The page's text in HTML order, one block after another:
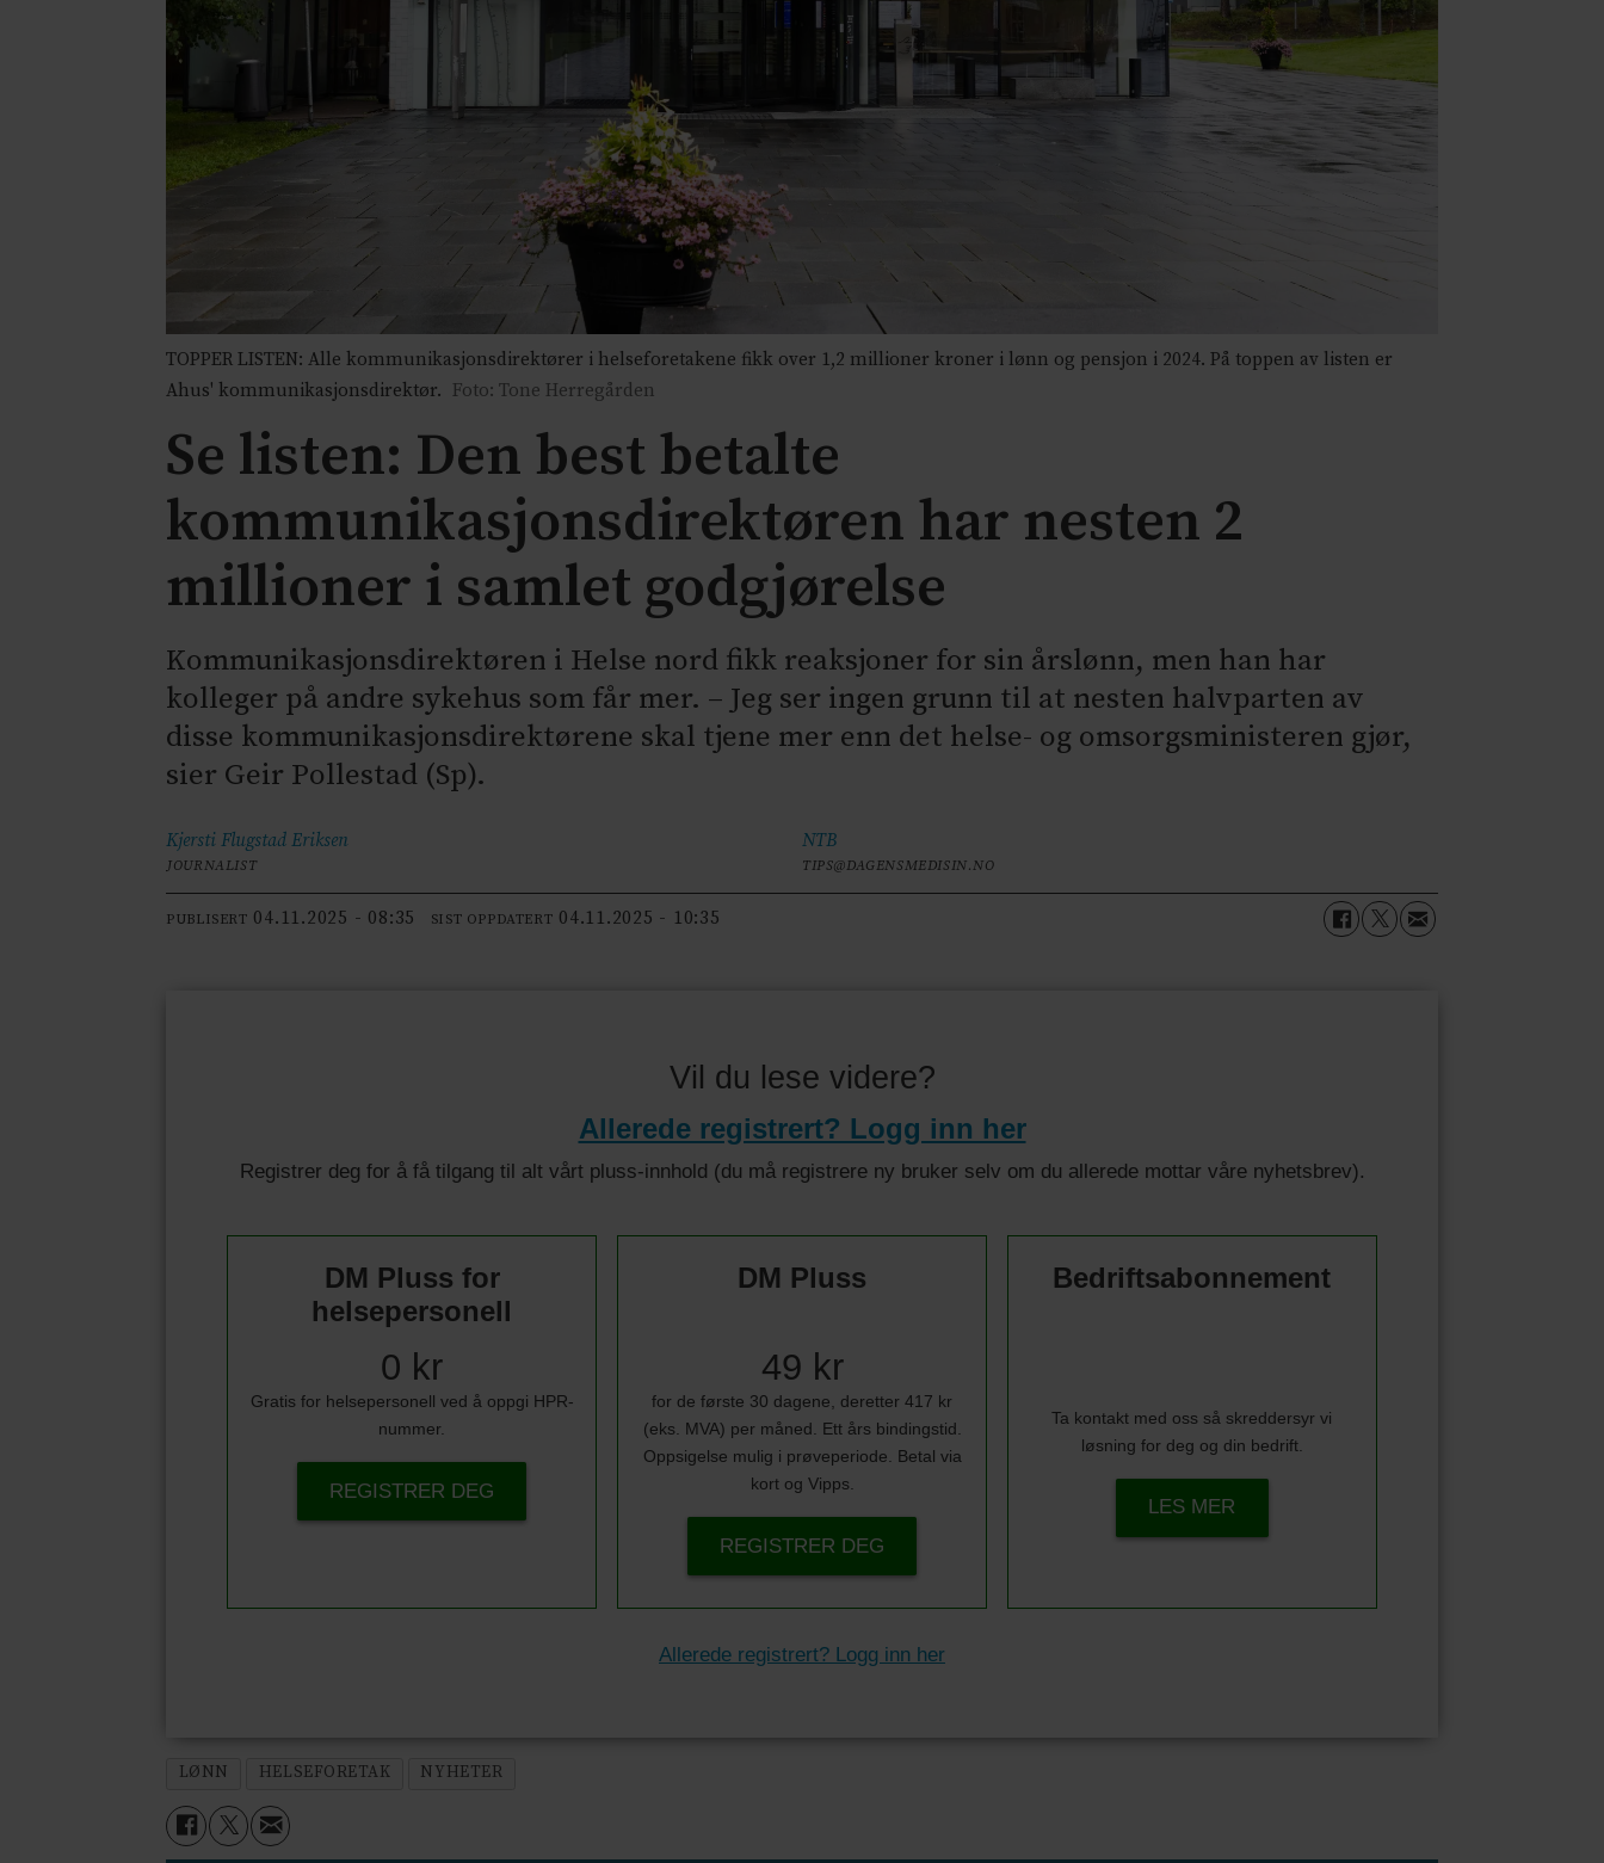
TOPPER LISTEN: Alle kommunikasjonsdirektører i helseforetakene fikk over 1,2 millioner kroner i lønn og pensjon i 2024. På toppen av listen er
Ahus' kommunikasjonsdirektør. Foto: Tone Herregården
Se listen: Den best betalte
kommunikasjonsdirektøren har nesten 2
millioner i samlet godgjørelse
Kommunikasjonsdirektøren i Helse nord fikk reaksjoner for sin årslønn, men han har
kolleger på andre sykehus som får mer. – Jeg ser ingen grunn til at nesten halvparten av
disse kommunikasjonsdirektørene skal tjene mer enn det helse- og omsorgsministeren gjør,
sier Geir Pollestad (Sp).
Kjersti Flugstad Eriksen
JOURNALIST
NTB
TIPS@DAGENSMEDISIN.NO
PUBLISERT 04.11.2025 - 08:35 SIST OPPDATERT 04.11.2025 - 10:35
Vil du lese videre?
Allerede registrert? Logg inn her
Registrer deg for å få tilgang til alt vårt pluss-innhold (du må registrere ny bruker selv om du allerede mottar våre nyhetsbrev).
DM Pluss for
helsepersonell
0 kr
Gratis for helsepersonell ved å oppgi HPR-
nummer.
REGISTRER DEG
DM Pluss
49 kr
for de første 30 dagene, deretter 417 kr
(eks. MVA) per måned. Ett års bindingstid.
Oppsigelse mulig i prøveperiode. Betal via
kort og Vipps.
REGISTRER DEG
Bedriftsabonnement
Ta kontakt med oss så skreddersyr vi
løsning for deg og din bedrift.
LES MER
Allerede registrert? Logg inn her
LØNN HELSEFORETAK NYHETER